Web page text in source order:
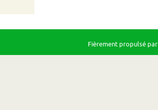
Fièrement propulsé par